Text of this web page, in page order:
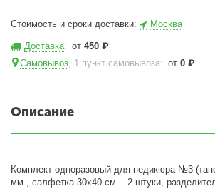
Стоимость и сроки доставки: Москва
Доставка: от450 ₽
Самовывоз, 1 пункт самовывоза: от0 ₽
Описание
Комплект одноразовый для педикюра №3
мм., салфетка 30х40 см. - 2 штуки,